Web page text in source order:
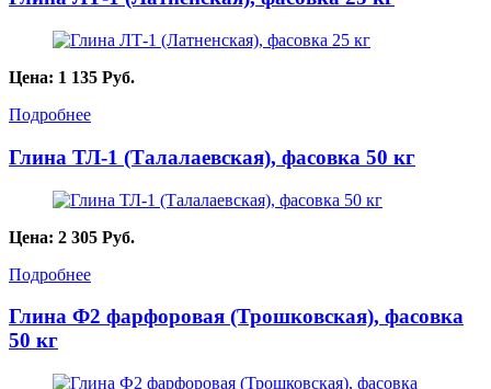
Цена: 1 135 Руб.
Подробнее
Глина ТЛ-1 (Талалаевская), фасовка 50 кг
Цена: 2 305 Руб.
Подробнее
Глина Ф2 фарфоровая (Трошковская), фасовка
50 кг